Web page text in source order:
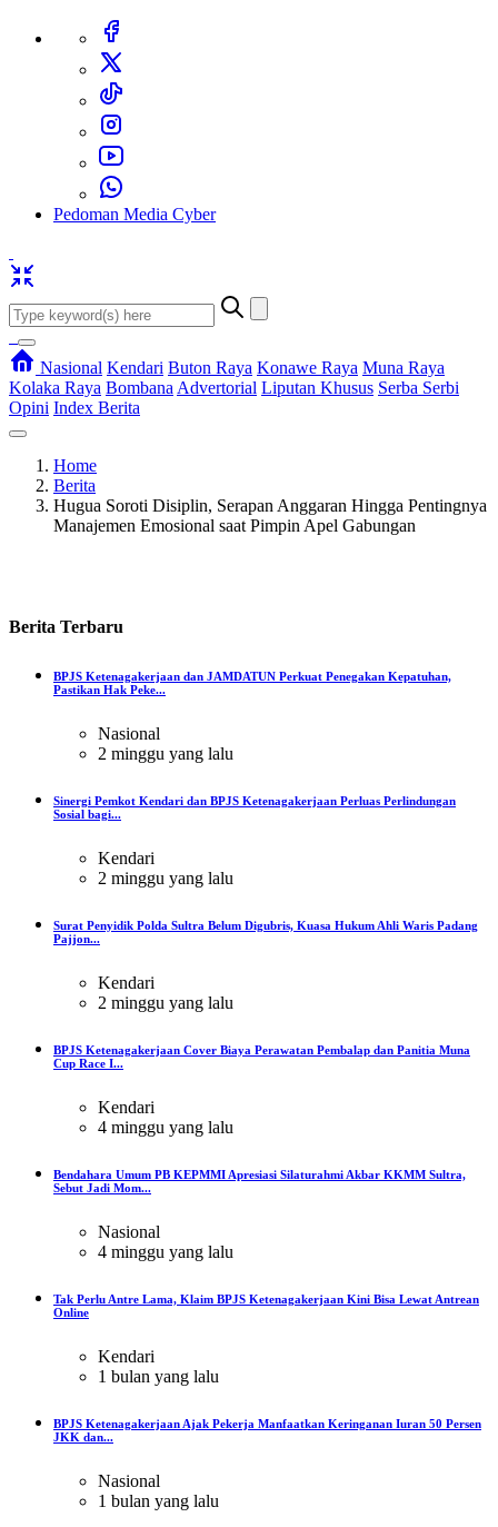
Pedoman Media Cyber
Nasional Kendari Buton Raya Konawe Raya Muna Raya
Kolaka Raya Bombana Advertorial Liputan Khusus Serba Serbi
Opini Index Berita
Home
Berita
Hugua Soroti Disiplin, Serapan Anggaran Hingga Pentingnya
Manajemen Emosional saat Pimpin Apel Gabungan
Berita Terbaru
BPJS Ketenagakerjaan dan JAMDATUN Perkuat Penegakan Kepatuhan,
Pastikan Hak Peke...
Nasional
2 minggu yang lalu
Sinergi Pemkot Kendari dan BPJS Ketenagakerjaan Perluas Perlindungan
Sosial bagi...
Kendari
2 minggu yang lalu
Surat Penyidik Polda Sultra Belum Digubris, Kuasa Hukum Ahli Waris Padang
Pajjon...
Kendari
2 minggu yang lalu
BPJS Ketenagakerjaan Cover Biaya Perawatan Pembalap dan Panitia Muna
Cup Race I...
Kendari
4 minggu yang lalu
Bendahara Umum PB KEPMMI Apresiasi Silaturahmi Akbar KKMM Sultra,
Sebut Jadi Mom...
Nasional
4 minggu yang lalu
Tak Perlu Antre Lama, Klaim BPJS Ketenagakerjaan Kini Bisa Lewat Antrean
Online
Kendari
1 bulan yang lalu
BPJS Ketenagakerjaan Ajak Pekerja Manfaatkan Keringanan Iuran 50 Persen
JKK dan...
Nasional
1 bulan yang lalu